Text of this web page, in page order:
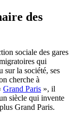
des
sociale des gares
qui
sur la société, ses
cherche à
Grand Paris », il
siècle qui invente
Grand Paris.